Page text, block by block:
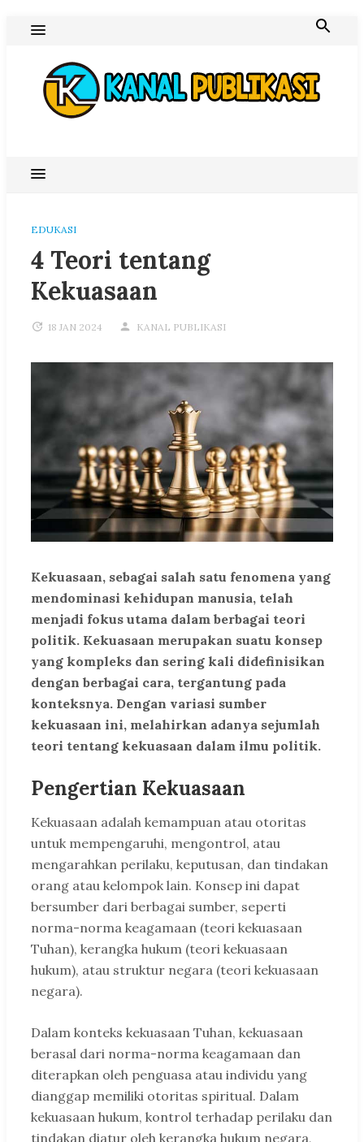
content
EDUKASI
4 Teori tentang
Kekuasaan
18 JAN 2024 KANAL PUBLIKASI
Kekuasaan, sebagai salah satu fenomena yang
mendominasi kehidupan manusia, telah
menjadi fokus utama dalam berbagai teori
politik. Kekuasaan merupakan suatu konsep
yang kompleks dan sering kali didefinisikan
dengan berbagai cara, tergantung pada
konteksnya. Dengan variasi sumber
kekuasaan ini, melahirkan adanya sejumlah
teori tentang kekuasaan dalam ilmu politik.
Pengertian Kekuasaan
Kekuasaan adalah kemampuan atau otoritas
untuk mempengaruhi, mengontrol, atau
mengarahkan perilaku, keputusan, dan tindakan
orang atau kelompok lain. Konsep ini dapat
bersumber dari berbagai sumber, seperti
norma-norma keagamaan (teori kekuasaan
Tuhan), kerangka hukum (teori kekuasaan
hukum), atau struktur negara (teori kekuasaan
negara).
Dalam konteks kekuasaan Tuhan, kekuasaan
berasal dari norma-norma keagamaan dan
diterapkan oleh penguasa atau individu yang
dianggap memiliki otoritas spiritual. Dalam
kekuasaan hukum, kontrol terhadap perilaku dan
tindakan diatur oleh kerangka hukum negara,